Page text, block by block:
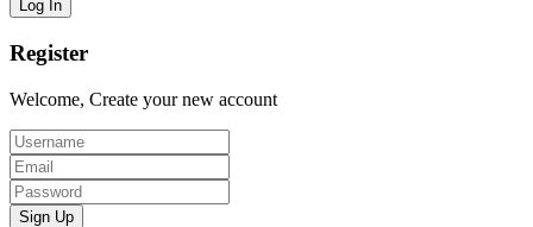
Register
Welcome, Create your new account